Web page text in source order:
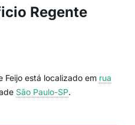
Regente
Feijo está localizado em rua
São Paulo-SP.